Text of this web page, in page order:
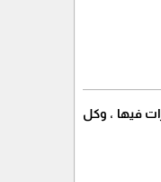
فيها ، وكل